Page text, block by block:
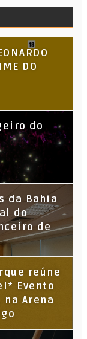
DO
do
da Bahia
do
de
reúne
Evento
Arena